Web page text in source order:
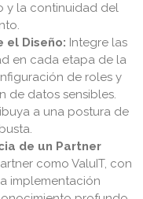
y la continuidad del
el Diseño: Integre las
en cada etapa de la
de roles y
de datos sensibles.
a una postura de
de un Partner
como ValuIT, con
implementación